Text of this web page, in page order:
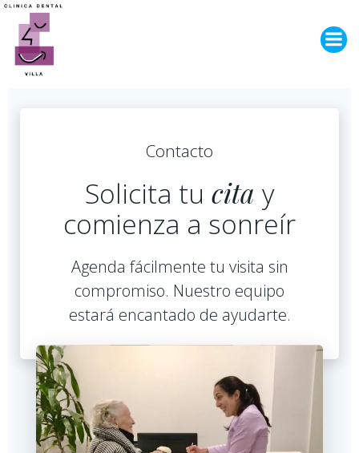
Contacto
Solicita tu cita y
comienza a sonreír
Agenda fácilmente tu visita sin
compromiso. Nuestro equipo
estará encantado de ayudarte.